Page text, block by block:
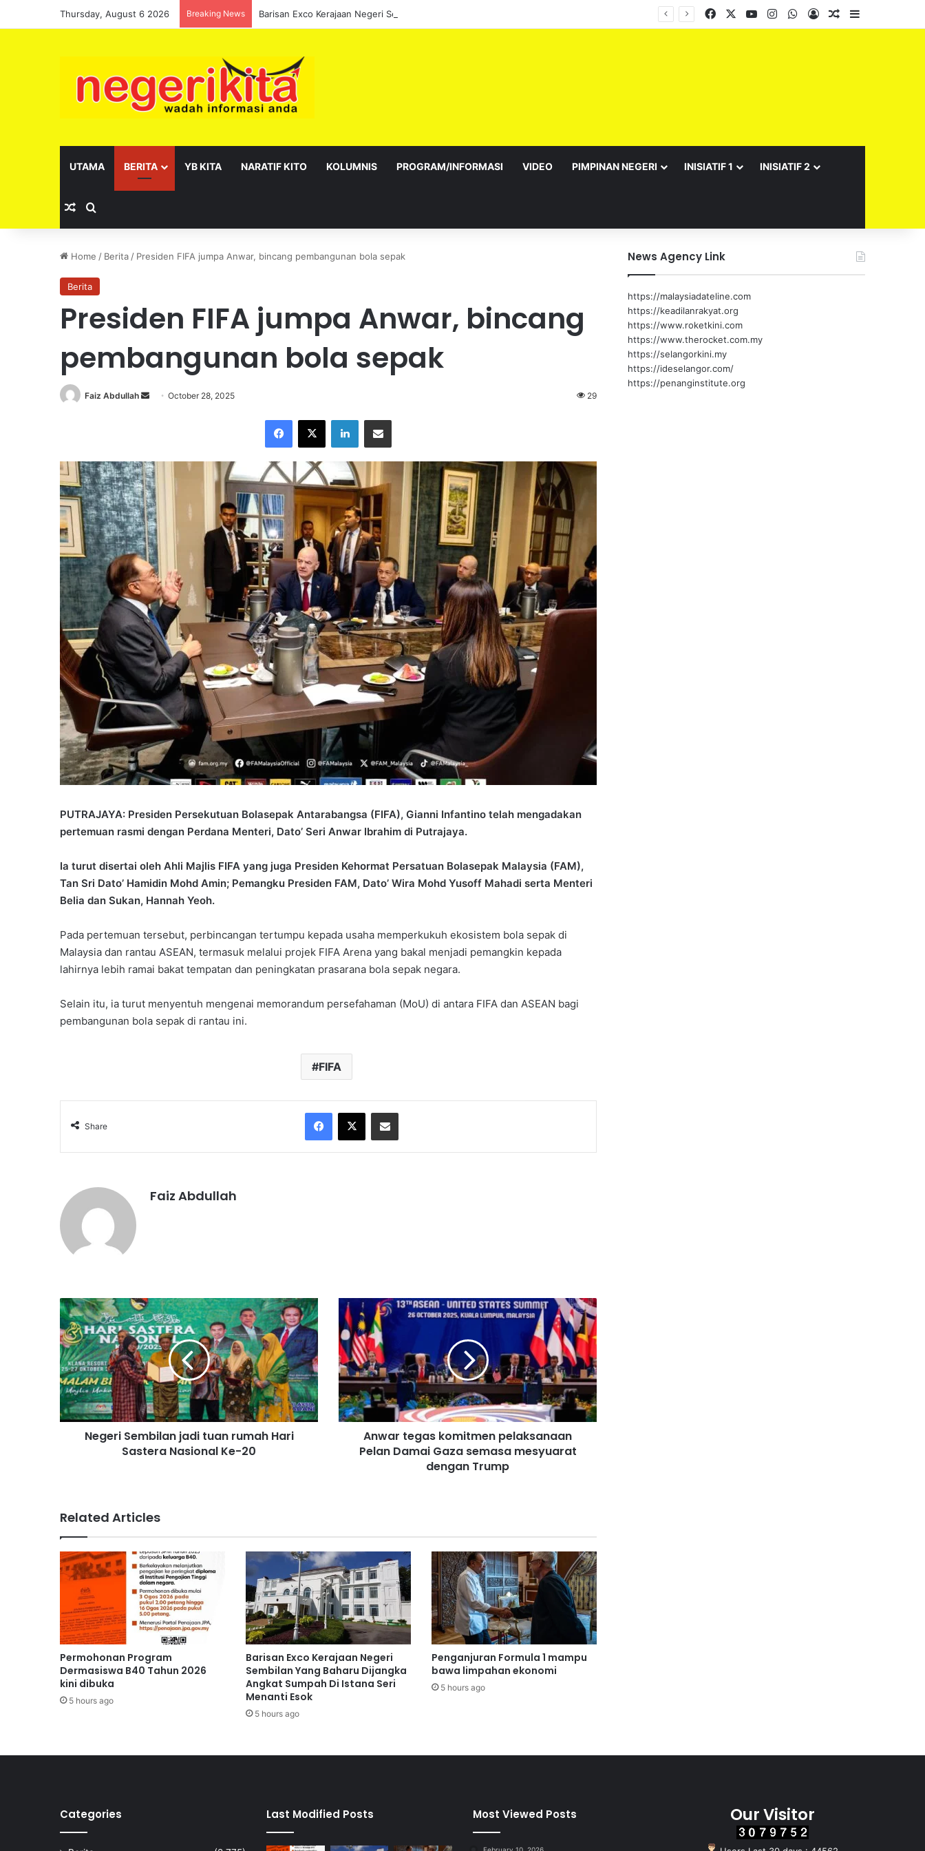
Thursday, August 6 2026 Breaking News Facebook YouTubeInstagramWhatsApp
Log InRandom Article
UTAMA BERITA YB KITA NARATIF KITO KOLUMNIS PROGRAM/INFORMASI VIDEO PIMPINAN NEGERI INISIATIF 1 INISIATIF 2
Random Article
Home / Berita / Presiden FIFA jumpa Anwar, bincang pembangunan bola sepak
Berita
Presiden FIFA jumpa Anwar, bincang
pembangunan bola sepak
Faiz Abdullah
a
n
e
m
a
i
l
October 28, 2025 29
PUTRAJAYA: Presiden Persekutuan Bolasepak Antarabangsa (FIFA), Gianni Infantino telah mengadakan
pertemuan rasmi dengan Perdana Menteri, Dato’ Seri Anwar Ibrahim di Putrajaya.
Ia turut disertai oleh Ahli Majlis FIFA yang juga Presiden Kehormat Persatuan Bolasepak Malaysia (FAM),
Tan Sri Dato’ Hamidin Mohd Amin; Pemangku Presiden FAM, Dato’ Wira Mohd Yusoff Mahadi serta Menteri
Belia dan Sukan, Hannah Yeoh.
Pada pertemuan tersebut, perbincangan tertumpu kepada usaha memperkukuh ekosistem bola sepak di
Malaysia dan rantau ASEAN, termasuk melalui projek FIFA Arena yang bakal menjadi pemangkin kepada
lahirnya lebih ramai bakat tempatan dan peningkatan prasarana bola sepak negara.
Selain itu, ia turut menyentuh mengenai memorandum persefahaman (MoU) di antara FIFA dan ASEAN bagi
pembangunan bola sepak di rantau ini.
FIFA
Share
Faiz Abdullah
N
e
g
e
r
i
S
e
m
a
d
i
t
r
u
m
a
h
H
S
e
Negeri Sembilan jadi tuan rumah Hari
Sastera Nasional Ke-20
A
n
w
a
r
t
e
g
a
e
n
p
e
a
k
s
n
a
l
a
Anwar tegas komitmen pelaksanaan
Pelan Damai Gaza semasa mesyuarat
dengan Trump
Related Articles
Permohonan Program
Dermasiswa B40 Tahun 2026
kini dibuka
5 hours ago
Barisan Exco Kerajaan Negeri
Sembilan Yang Baharu Dijangka
Angkat Sumpah Di Istana Seri
Menanti Esok
5 hours ago
Penganjuran Formula 1 mampu
bawa limpahan ekonomi
5 hours ago
News Agency Link
https://malaysiadateline.com
https://keadilanrakyat.org
https://www.roketkini.com
https://www.therocket.com.my
https://selangorkini.my
https://ideselangor.com/
https://penanginstitute.org
Categories Last Modified Posts Most Viewed Posts Our Visitor